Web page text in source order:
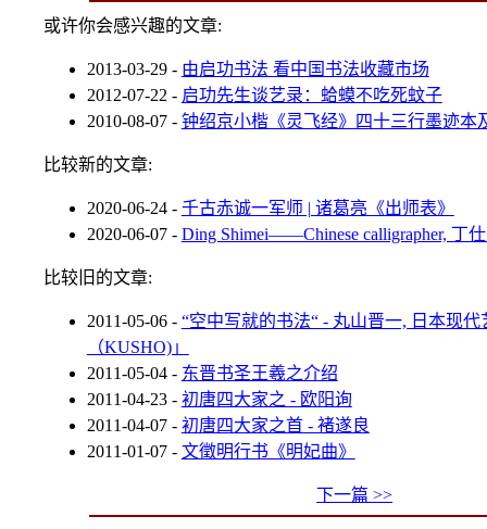
或许你会感兴趣的文章:
2013-03-29- 由启功书法 看中国书法收藏市场
2012-07-22 - 启功先生谈艺录：蛤蟆不吃死蚊子
2010-08-07- 钟绍京小楷《灵飞经》四十三行墨迹本
比较新的文章:
2020-06-24- 千古赤诚一军师 | 诸葛亮《出师表》
2020-06-07- Ding Shimei——Chinese calligrapher, 丁
比较旧的文章:
2011-05-06- “空中写就的书法“ - 丸山晋一, 日本现代
（KUSHO)」
2011-05-04- 东晋书圣王羲之介绍
2011-04-23- 初唐四大家之 - 欧阳询
2011-04-07- 初唐四大家之首 - 褚遂良
2011-01-07- 文徵明行书《明妃曲》
下一篇 >>